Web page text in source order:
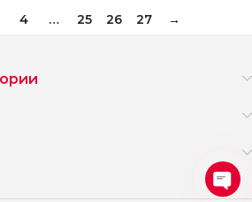
4 … 25 26 27 →